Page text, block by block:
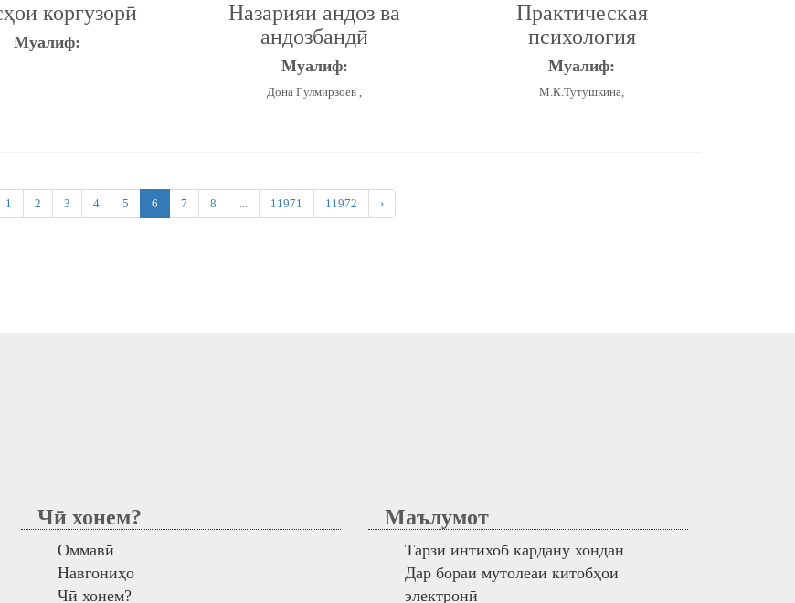
коргузорӣ
Муалиф:
Назарияи андоз ва
андозбандӣ
Муалиф:
Дона Гулмирзоев ,
Практическая
психология
Муалиф:
М.К.Тутушкина,
1 2 3 4 5 6 7 8 ... 11971 11972 ›
Чӣ хонем?
Оммавӣ
Навгониҳо
Чӣ хонем?
Маълумот
Тарзи интихоб кардану хондан
Дар бораи мутолеаи китобҳои
электронӣ